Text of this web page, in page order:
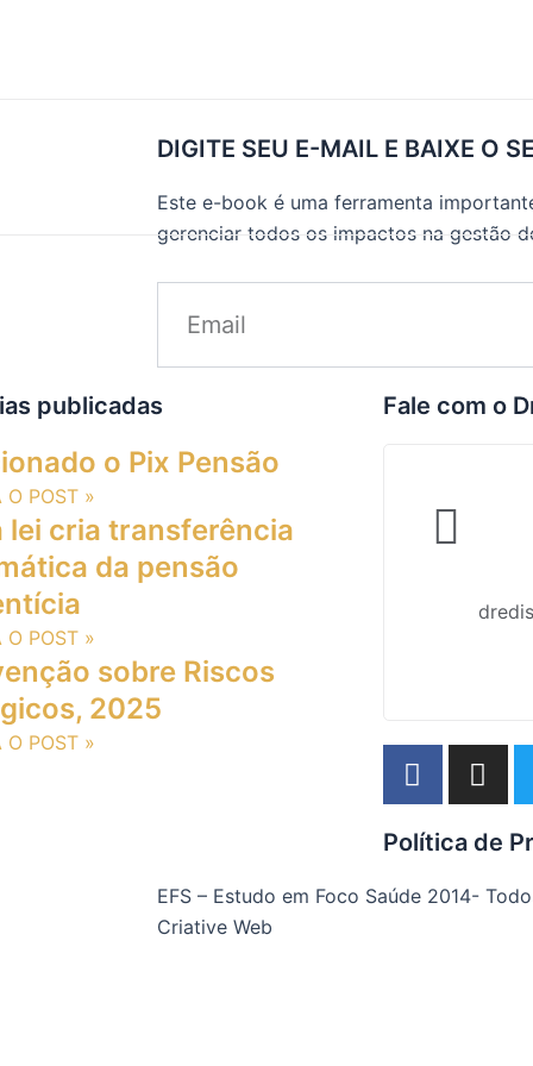
DIGITE SEU E-MAIL E BAIXE O
Este e-book é uma ferramenta
gerenciar todos os impactos na gestão
publicadas
o Pix Pensão
O POST »
lei cria transferência
da pensão
O POST »
sobre Riscos
2025
O POST »
Fale com o
F
a
e
o
I
n
t
g
Política de
EFS – Estudo em Foco Saúde 2014-
Criative Web